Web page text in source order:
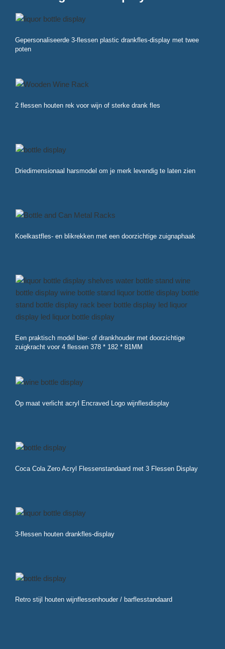
Gepersonaliseerde 3-flessen plastic drankfles-display met twee
poten
2 flessen houten rek voor wijn of sterke drank fles
Driedimensionaal harsmodel om je merk levendig te laten zien
Koelkastfles- en blikrekken met een doorzichtige zuignaphaak
Een praktisch model bier- of drankhouder met doorzichtige
zuigkracht voor 4 flessen 378 * 182 * 81MM
Op maat verlicht acryl Encraved Logo wijnflesdisplay
Coca Cola Zero Acryl Flessenstandaard met 3 Flessen Display
3-flessen houten drankfles-display
Retro stijl houten wijnflessenhouder / barflesstandaard